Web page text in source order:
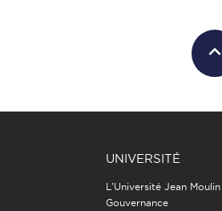
UNIVERSITÉ
L'Université Jean Moulin
Gouvernance